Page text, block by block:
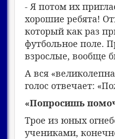
- Я потом их
хорошие ребята!
который как раз
футбольное поле.
взрослые, вообще
А вся
голос отвечает:
«Попросишь
Трое из юных
учениками,